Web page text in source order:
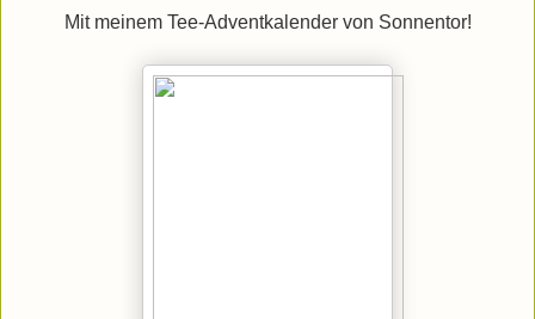
Mit meinem Tee-Adventkalender von Sonnentor!